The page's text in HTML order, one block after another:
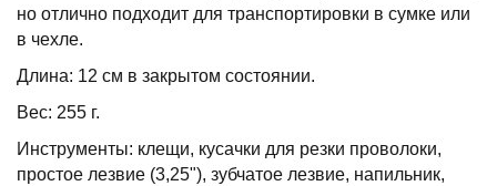
но отлично подходит для транспортировки в сумке или
в чехле.
Длина: 12 см в закрытом состоянии.
Вес: 255 г.
Инструменты: клещи, кусачки для резки проволоки,
простое лезвие (3,25"), зубчатое лезвие, напильник,